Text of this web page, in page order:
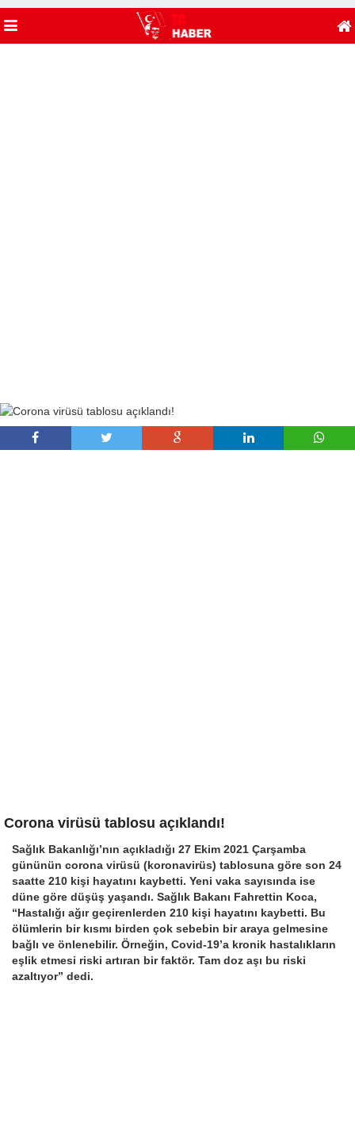
Corona virüsü tablosu açıklandı!
Sağlık Bakanlığı’nın açıkladığı 27 Ekim 2021 Çarşamba
gününün corona virüsü (koronavirüs) tablosuna göre son 24
saatte 210 kişi hayatını kaybetti. Yeni vaka sayısında ise
düne göre düşüş yaşandı. Sağlık Bakanı Fahrettin Koca,
“Hastalığı ağır geçirenlerden 210 kişi hayatını kaybetti. Bu
ölümlerin bir kısmı birden çok sebebin bir araya gelmesine
bağlı ve önlenebilir. Örneğin, Covid-19’a kronik hastalıkların
eşlik etmesi riski artıran bir faktör. Tam doz aşı bu riski
azaltıyor” dedi.